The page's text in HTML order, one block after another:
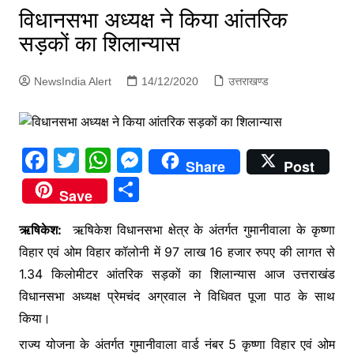
विधानसभा अध्यक्ष ने किया आंतरिक
सड़कों का शिलान्यास
NewsIndia Alert 14/12/2020 उत्तराखण्ड
F
a
c
e
b
o
o
k
T
w
itt
er
W
h
at
s
A
p
p
M
e
s
e
n
g
er
Share
Post
Save
S
ar
e
ऋषिकेश: ऋषिकेश विधानसभा क्षेत्र के अंतर्गत गुमानीवाला के कृष्णा
विहार एवं ओम विहार कॉलोनी में 97 लाख 16 हजार रुपए की लागत से
1.34 किलोमीटर आंतरिक सड़कों का शिलान्यास आज उत्तराखंड
विधानसभा अध्यक्ष प्रेमचंद अग्रवाल ने विधिवत पूजा पाठ के साथ
किया।
राज्य योजना के अंतर्गत गुमानीवाला वार्ड नंबर 5 कृष्णा विहार एवं ओम